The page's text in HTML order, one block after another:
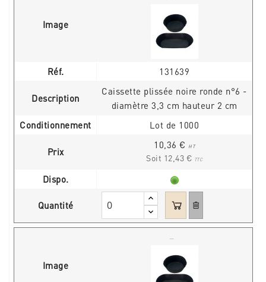
Image
Réf. 131639
Description
Caissette plissée noire ronde n°6 -
diamètre 3,3 cm hauteur 2 cm
Conditionnement
Lot de 1000
Prix
10,36 € HT
Soit 12,43 € TTC
Dispo.
Quantité
Image